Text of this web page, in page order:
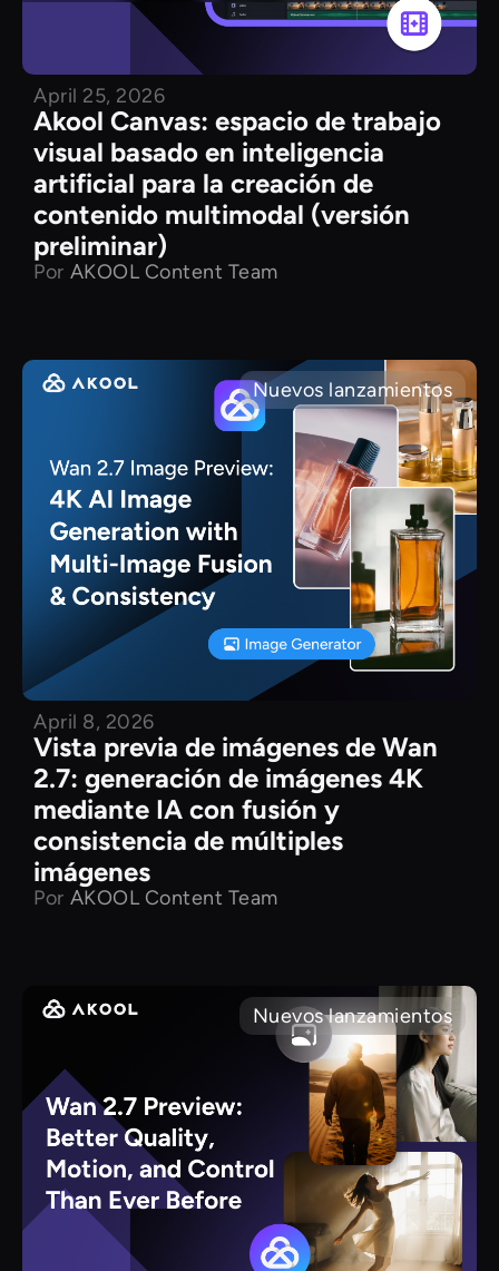
April 25, 2026
Akool Canvas: espacio de trabajo
visual basado en inteligencia
artificial para la creación de
contenido multimodal (versión
preliminar)
Por AKOOL Content Team
Nuevos lanzamientos
April 8, 2026
Vista previa de imágenes de Wan
2.7: generación de imágenes 4K
mediante IA con fusión y
consistencia de múltiples
imágenes
Por AKOOL Content Team
Nuevos lanzamientos